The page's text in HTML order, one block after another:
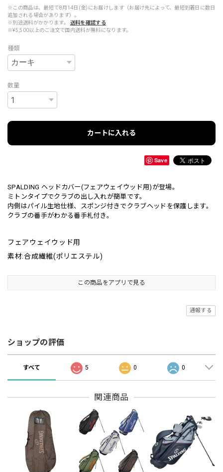
※この商品は、最短で8月14日(金)にお届けします（お届け先によって、最短到着日に数日
追加される場合があります）。
※別途送料がかかります。
送料を確認する
※¥5,500以上のご注文で国内送料が無料になります。
種類
数量
カートに入れる
Save
SPALDING ヘッドカバー(フェアウェイウッド用)が登場。
ミトンタイプでクラブの出し入れが簡単です。
内側はパイル生地仕様、スポンジ付きでクラブヘッドを保護します。
クラブの番手がわかる番手札付き。
フェアウェイウッド用
素材:合成繊維(ポリエステル)
この商品をアプリで見る
通報する
ショップの評価
すべて 5 0 0
関連商品